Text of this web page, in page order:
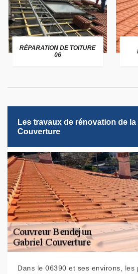
RÉPARATION DE TOITURE
06
Les travaux de rénovation de la
Couverture
Dans le 06390 et ses environs, les